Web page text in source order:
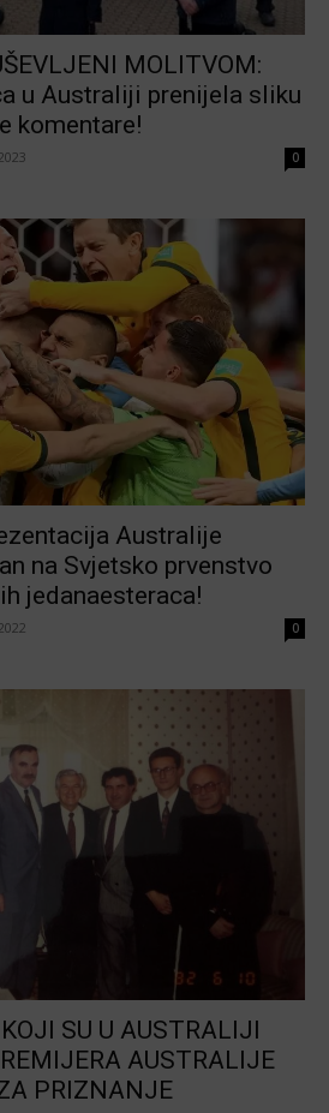
MOLITVOM:
u Australiji prenijela sliku
komentare!
0
Australije
na Svjetsko prvenstvo
jedanaesteraca!
0
SU U AUSTRALIJI
AUSTRALIJE
PRIZNANJE